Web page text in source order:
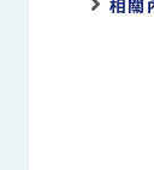
相關